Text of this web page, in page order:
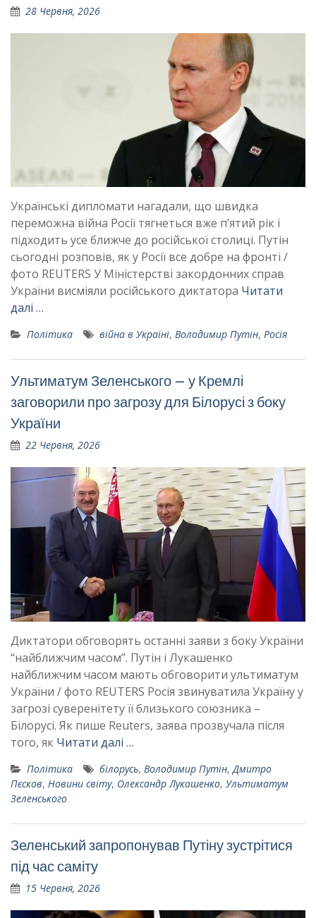
28 Червня, 2026
Українські дипломати нагадали, що швидка
переможна війна Росії тягнеться вже п’ятий рік і
підходить усе ближче до російської столиці. Путін
сьогодні розповів, як у Росії все добре на фронті /
фото REUTERS У Міністерстві закордонних справ
України висміяли російського диктатора Читати
далі …
Політика війна в Україні, Володимир Путін, Росія
Ультиматум Зеленського – у Кремлі
заговорили про загрозу для Білорусі з боку
України
22 Червня, 2026
Диктатори обговорять останні заяви з боку України
“найближчим часом”. Путін і Лукашенко
найближчим часом мають обговорити ультиматум
України / фото REUTERS Росія звинуватила Україну у
загрозі суверенітету її близького союзника –
Білорусі. Як пише Reuters, заява прозвучала після
того, як Читати далі …
Політика білорусь, Володимир Путін, Дмитро
Пєсков, Новини світу, Олександр Лукашенко, Ультиматум
Зеленського
Зеленський запропонував Путіну зустрітися
під час саміту
15 Червня, 2026